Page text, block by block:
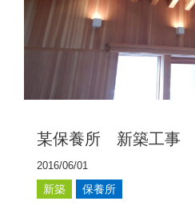
某保養所 新築工事
2016/06/01
新築 保養所